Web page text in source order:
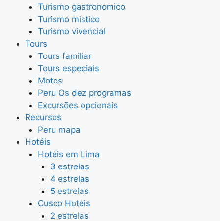
Turismo gastronomico
Turismo mistico
Turismo vivencial
Tours
Tours familiar
Tours especiais
Motos
Peru Os dez programas
Excursões opcionais
Recursos
Peru mapa
Hotéis
Hotéis em Lima
3 estrelas
4 estrelas
5 estrelas
Cusco Hotéis
2 estrelas